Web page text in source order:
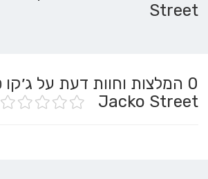
Street
0 המלצות וחוות דעת על ג׳קו
Jacko Street